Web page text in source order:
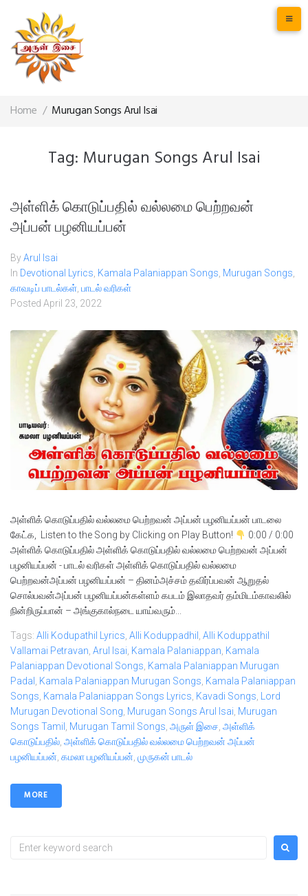
Home / Murugan Songs Arul Isai
Tag: Murugan Songs Arul Isai
அள்ளிக் கொடுப்பதில் வல்லமை பெற்றவன்
அப்பன் பழனியப்பன்
ByArul Isai
In Devotional Lyrics Kamala Palaniappan Songs Murugan Songs
காவடிப் பாடல்கள் பாடல் வரிகள்
Posted April 23, 2022
அள்ளிக் கொடுப்பதில் வல்லமை பெற்றவன் அப்பன் பழனியப்பன் பாடலை
கேட்க, Listen to the Song by Clicking on Play Button!
0:00 / 0:00
அள்ளிக் கொடுப்பதில் அள்ளிக் கொடுப்பதில் வல்லமை பெற்றவன் அப்பன்
பழனியப்பன் - பாடல் வரிகள் அள்ளிக் கொடுப்பதில் வல்லமை
பெற்றவன்அப்பன் பழனியப்பன் – தினம்அச்சம் தவிர்ப்பவன் ஆறுதல்
சொல்பவன்அப்பன் பழனியப்பன்கள்ளம் கபடம் இலாதவர் தம்மிடம்காவலில்
நின்றிருப்பான் – அங்குகால்நடை யாய்வரும்...
Tags: Alli Kodupathil Lyrics, Alli Koduppadhil , Alli Koduppathil
Vallamai Petravan, Arul Isai, Kamala Palaniappan, Kamala
Palaniappan Devotional Songs, Kamala Palaniappan Murugan
Padal , Kamala Palaniappan Murugan Songs, Kamala Palaniappan
Songs, Kamala Palaniappan Songs Lyrics, Kavadi Songs, Lord
Murugan Devotional Song, Murugan Songs Arul Isai, Murugan
Songs Tamil , Murugan Tamil Songs, அருள் இசை, அள்ளிக்
கொடுப்பதில், அள்ளிக் கொடுப்பதில் வல்லமை பெற்றவன் அப்பன்
பழனியப்பன், கமலா பழனியப்பன், முருகன் பாடல்
MORE